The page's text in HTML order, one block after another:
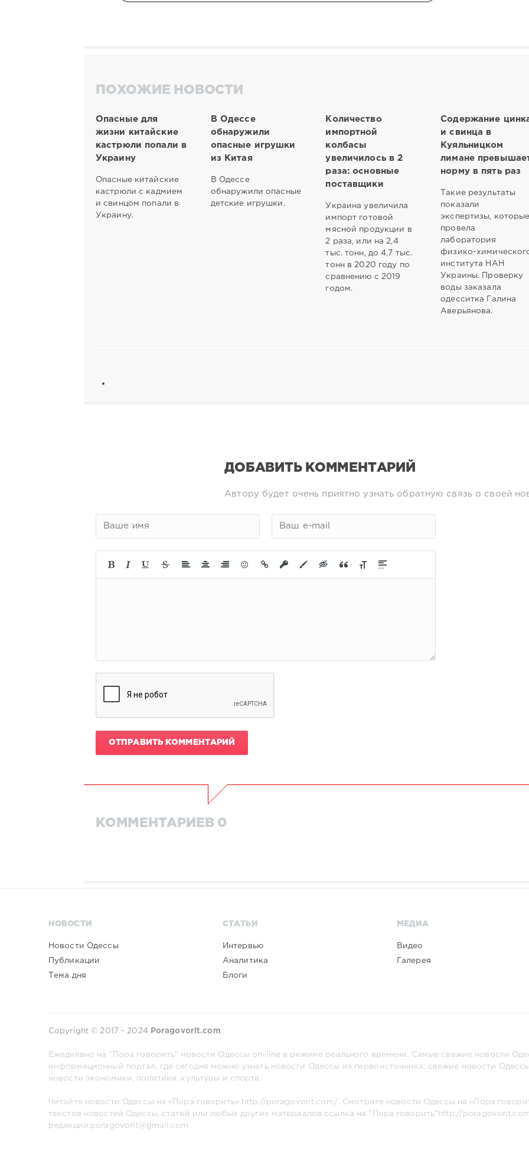
ПОХОЖИЕ НОВОСТИ
Опасные для
жизни китайские
кастрюли попали в
Украину
Опасные китайские
кастрюли с кадмием
и свинцом попали в
Украину.
В Одессе
обнаружили
опасные игрушки
из Китая
В Одессе
обнаружили опасные
детские игрушки.
Количество
импортной
колбасы
увеличилось в 2
раза: основные
поставщики
Украина увеличила
импорт готовой
мясной продукции в
2 раза, или на 2,4
тыс. тонн, до 4,7 тыс.
тонн в 2020 году по
сравнению с 2019
годом.
Содержание
и свинца в
Куяльницком
лимане
норму в пять раз
Такие результаты
показали
экспертизы, которые
провела
лаборатория
физико-
института НАН
Украины. Проверку
воды заказала
одесситка Галина
Аверьянова.
ДОБАВИТЬ КОММЕНТАРИЙ
Автору будет очень приятно узнать обратную связь о своей
ОТПРАВИТЬ КОММЕНТАРИЙ
КОММЕНТАРИЕВ 0
НОВОСТИ
Новости Одессы
Публикации
Тема дня
СТАТЬИ
Интервью
Аналитика
Блоги
МЕДИА
Видео
Галерея
Copyright © 2017 - 2024 Poragovorit.com
Ежедневно на "Пора говорить" новости Одессы on-line в режиме реального времени. Самые свежие новости
информационный портал, где сегодня можно узнать новости Одессы из первоисточника: свежие новости
новости экономики, политики, культуры и спорта.
Читайте новости Одессы на «Пора говорить» http://poragovorit.com/ . Смотрите новости Одессы на «Пора
текстов новостей Одессы, статей или любых других материалов ссылка на "Пора говорить" http://
редакции:poragovorit@gmail.com